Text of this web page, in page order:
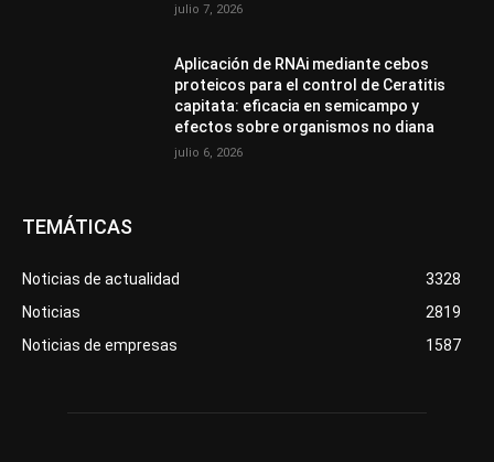
julio 7, 2026
Aplicación de RNAi mediante cebos
proteicos para el control de Ceratitis
capitata: eficacia en semicampo y
efectos sobre organismos no diana
julio 6, 2026
TEMÁTICAS
Noticias de actualidad
3328
Noticias
2819
Noticias de empresas
1587